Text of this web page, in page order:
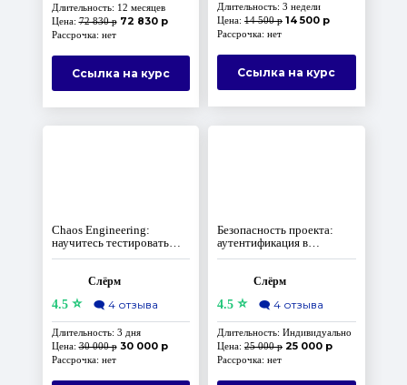
Длительность: 12 месяцев
Цена:72 830 р 72 830 р
Рассрочка: нет
Ссылка на курс
Длительность: 3 недели
Цена: 14 500 р 14 500 р
Рассрочка: нет
Ссылка на курс
Chaos Engineering:
научитесь тестировать
гипотезы надёжности
Слёрм
4.5⭐ 🗨️ 4 отзыва
Длительность: 3 дня
Цена:30 000 р 30 000 р
Рассрочка: нет
Безопасность проекта:
аутентификация в
Keycloak
Слёрм
4.5 ⭐ 🗨️ 4 отзыва
Длительность: Индивидуально
Цена: 25 000 р 25 000 р
Рассрочка: нет